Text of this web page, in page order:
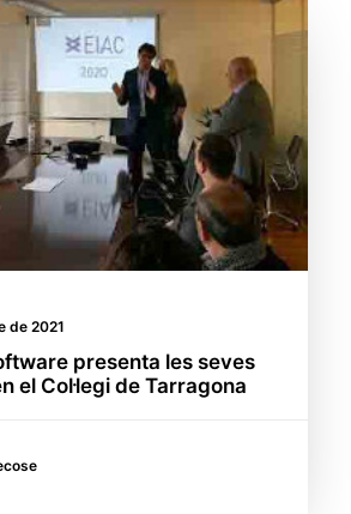
de 2021
presenta les seves
el Col·legi de Tarragona